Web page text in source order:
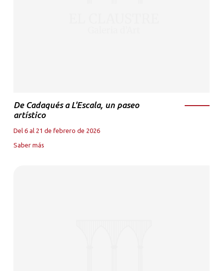
De Cadaqués a L'Escala, un paseo
artístico
Del 6 al 21 de febrero de 2026
Saber más